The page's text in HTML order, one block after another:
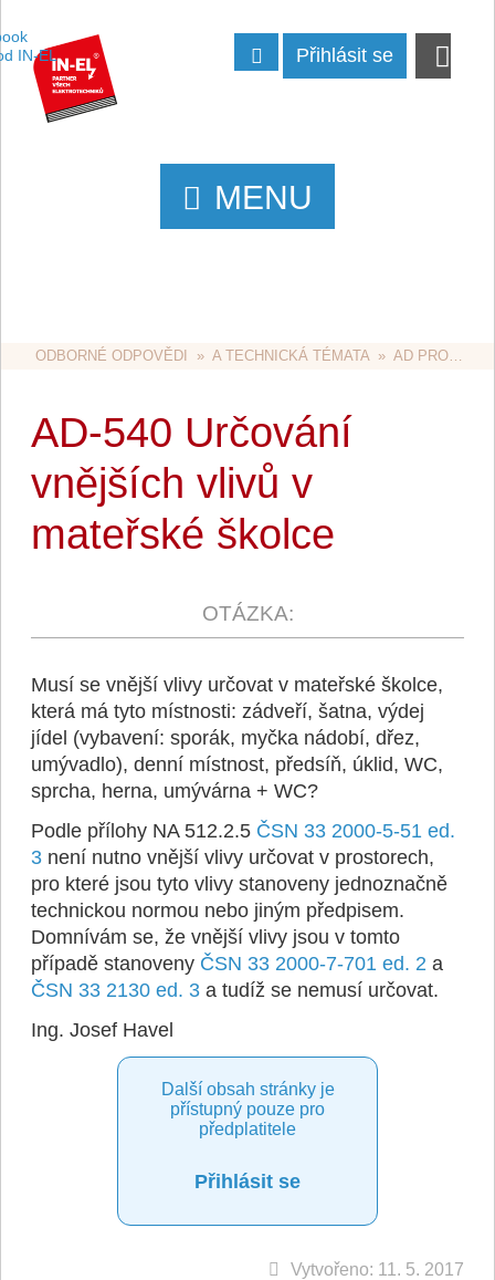
Přihlásit se
MENU
ODBORNÉ ODPOVĚDI
  »
A TECHNICKÁ TÉMATA
  »
AD PROSTŘEDÍ
AD-540 Určování
vnějších vlivů v
mateřské školce
Musí se vnější vlivy určovat v mateřské školce,
která má tyto místnosti: zádveří, šatna, výdej
jídel (vybavení: sporák, myčka nádobí, dřez,
umývadlo), denní místnost, předsíň, úklid, WC,
sprcha, herna, umývárna + WC?
Podle přílohy NA 512.2.5 ČSN 33 2000-5-51 ed.
3není nutno vnější vlivy určovat v prostorech,
pro které jsou tyto vlivy stanoveny jednoznačně
technickou normou nebo jiným předpisem.
Domnívám se, že vnější vlivy jsou v tomto
případě stanoveny ČSN 33 2000-7-701 ed. 2a
ČSN 33 2130 ed. 3a tudíž se nemusí určovat.
Ing. Josef Havel
Další obsah stránky je
přístupný pouze pro
předplatitele
Přihlásit se
Vytvořeno: 11. 5. 2017